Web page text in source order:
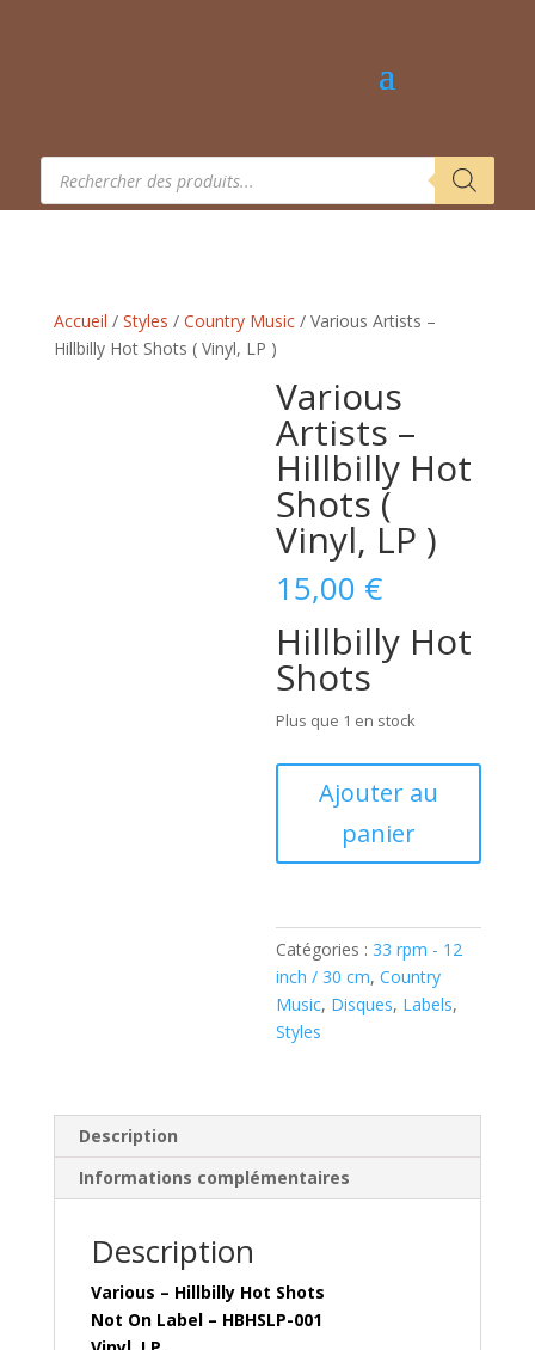
Recherche
produits
Accueil / Styles / Country Music/ Various Artists –
Hillbilly Hot Shots ( Vinyl, LP )
Various
Artists –
Hillbilly Hot
Shots (
Vinyl, LP )
15,00 €
Hillbilly Hot
Shots
Plus que 1 en stock
Artists
Hot
Shots
(
Vinyl,
LP
Ajouter au
panier
Catégories : 33 rpm - 12
inch / 30 cm,Country
Music, Disques, Labels,
Styles
Description
Informations complémentaires
Description
Various – Hillbilly Hot Shots
Not On Label – HBHSLP-001